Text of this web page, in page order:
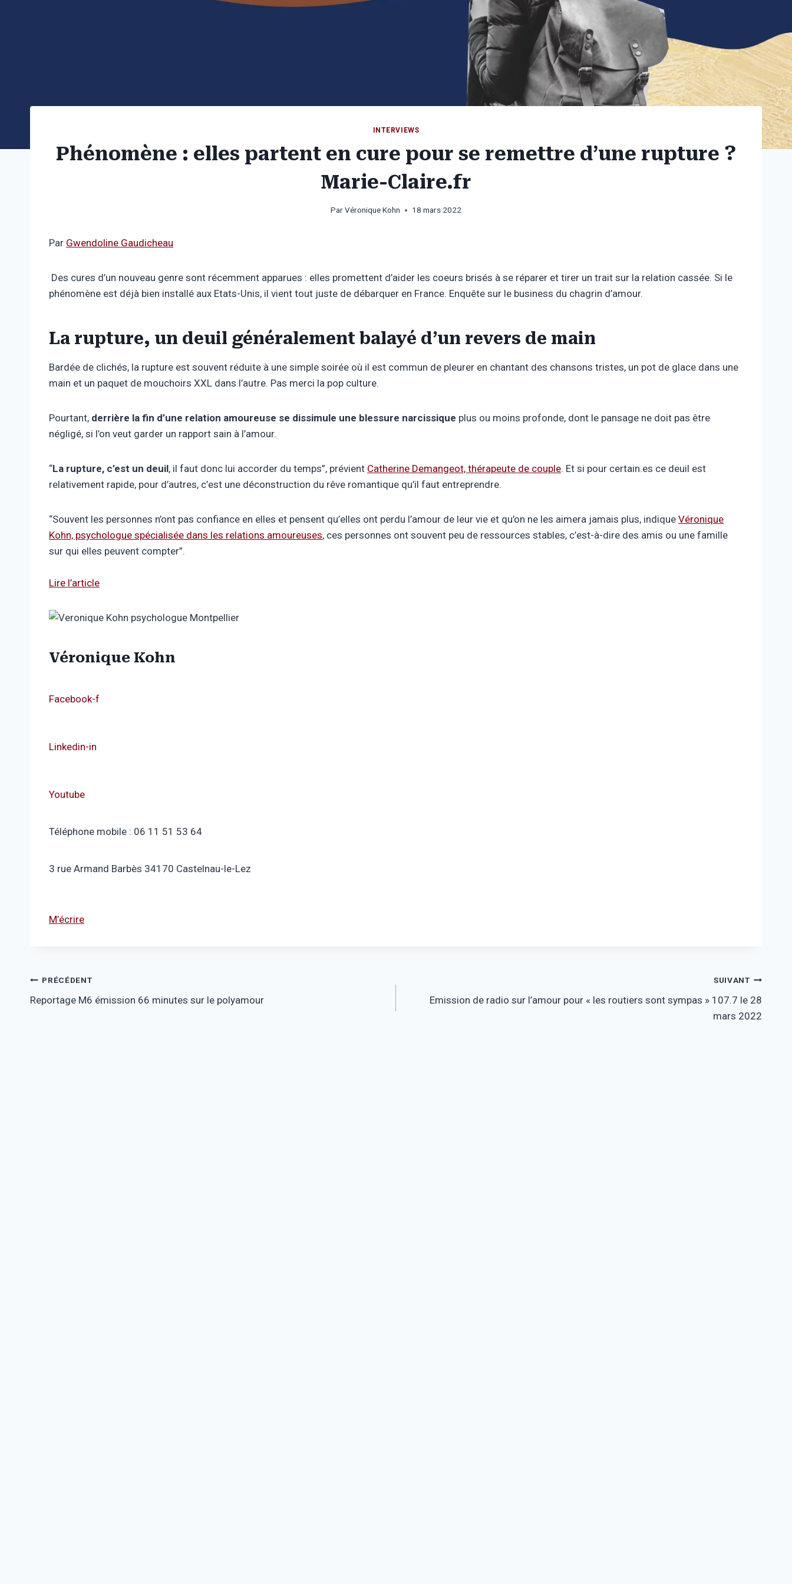
INTERVIEWS
Phénomène : elles partent en cure pour se remettre d’une rupture ?
Marie-Claire.fr
ParVéronique Kohn 18 mars 2022
Par Gwendoline Gaudicheau
Des cures d’un nouveau genre sont récemment apparues : elles promettent d’aider les coeurs brisés à se réparer et tirer un trait sur la relation cassée. Si le
phénomène est déjà bien installé aux Etats-Unis, il vient tout juste de débarquer en France. Enquête sur le business du chagrin d’amour.
La rupture, un deuil généralement balayé d’un revers de main
Bardée de clichés, la rupture est souvent réduite à une simple soirée où il est commun de pleurer en chantant des chansons tristes, un pot de glace dans une
main et un paquet de mouchoirs XXL dans l’autre. Pas merci la pop culture.
Pourtant, derrière la fin d’une relation amoureuse se dissimule une blessure narcissique plus ou moins profonde, dont le pansage ne doit pas être
négligé, si l’on veut garder un rapport sain à l’amour.
“La rupture, c’est un deuil, il faut donc lui accorder du temps”, prévient Catherine Demangeot, thérapeute de couple. Et si pour certain.es ce deuil est
relativement rapide, pour d’autres, c’est une déconstruction du rêve romantique qu’il faut entreprendre.
“Souvent les personnes n’ont pas confiance en elles et pensent qu’elles ont perdu l’amour de leur vie et qu’on ne les aimera jamais plus, indique Véronique
Kohn, psychologue spécialisée dans les relations amoureuses, ces personnes ont souvent peu de ressources stables, c’est-à-dire des amis ou une famille
sur qui elles peuvent compter”.
Lire l’article
Véronique Kohn
Facebook-f
Linkedin-in
Youtube
Téléphone mobile : 06 11 51 53 64
3 rue Armand Barbès 34170 Castelnau-le-Lez
M’écrire
Navigation
de
PRÉCÉDENT
Reportage M6 émission 66 minutes sur le polyamour
SUIVANT
Emission de radio sur l’amour pour « les routiers sont sympas » 107.7 le 28
mars 2022